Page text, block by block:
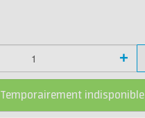
+
Temporairement indisponible